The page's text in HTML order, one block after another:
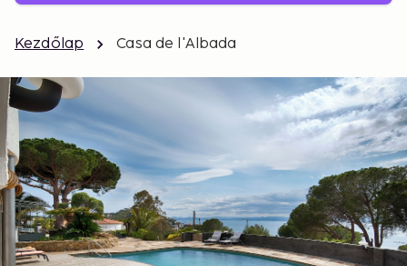
Kezdőlap Casa de l'Albada